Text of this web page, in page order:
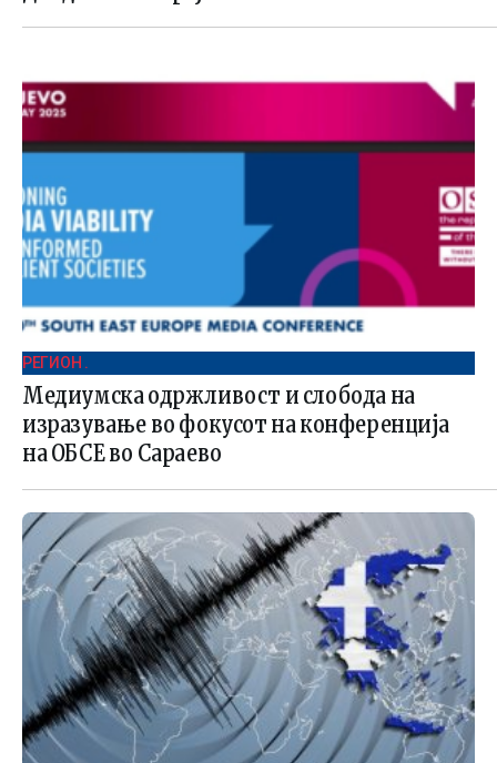
РЕГИОН .
Медиумска одржливост и слобода на
изразување во фокусот на конференција
на ОБСЕ во Сараево